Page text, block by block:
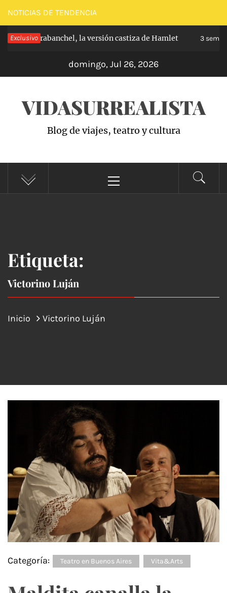
Saltar
al
contenido
NOTICIAS DE TENDENCIA
Exclusivo
de Carabanchel, la versión castiza de Hamlet 3
domingo, Jul 26, 2026
VIDASURREALISTA
Blog de viajes, teatro y cultura
principal
Etiqueta:
Victorino Luján
Inicio Victorino Luján
Categoría: Teatro en Buenos Aires Vita&Arts